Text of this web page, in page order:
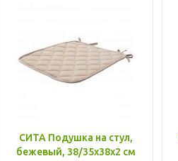
СИТА Подушка на стул,
бежевый, 38/35x38x2 см